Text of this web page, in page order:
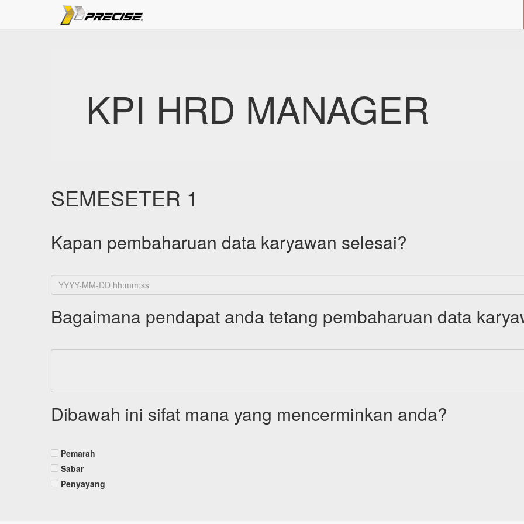
KPI HRD MANAGER
SEMESETER 1
Kapan pembaharuan data karyawan selesai?
Bagaimana pendapat anda tetang pembaharuan data
Dibawah ini sifat mana yang mencerminkan anda?
Pemarah
Sabar
Penyayang